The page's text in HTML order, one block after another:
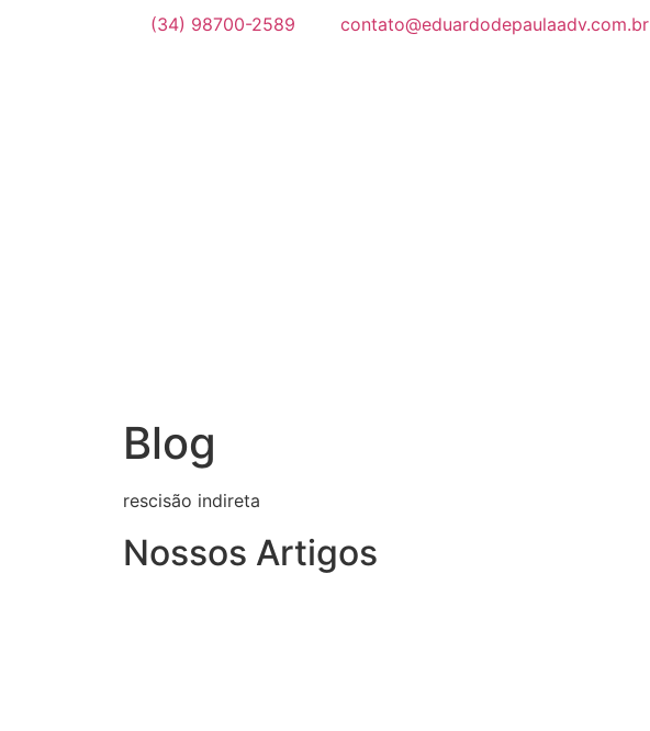
(34) 98700-2589 contato@eduardodepaulaadv.com.br
Blog
rescisão indireta
Nossos Artigos